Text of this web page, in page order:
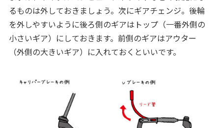
るものは外しておきましょう。次にギアチェンジ。後輪
を外しやすいように後ろ側のギアはトップ（一番外側の
小さいギア）にしておきます。前側のギアはアウター
（外側の大きいギア）に入れておくといいです。